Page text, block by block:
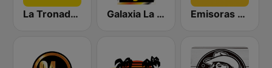
La Tronadora Galaxia La Picosa Emisoras Unidas